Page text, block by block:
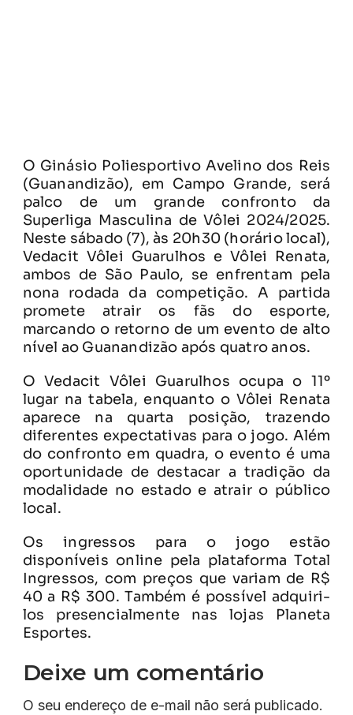
O Ginásio Poliesportivo Avelino dos Reis
(Guanandizão), em Campo Grande, será
palco de um grande confronto da
Superliga Masculina de Vôlei 2024/2025.
Neste sábado (7), às 20h30 (horário local),
Vedacit Vôlei Guarulhos e Vôlei Renata,
ambos de São Paulo, se enfrentam pela
nona rodada da competição. A partida
promete atrair os fãs do esporte,
marcando o retorno de um evento de alto
nível ao Guanandizão após quatro anos.
O Vedacit Vôlei Guarulhos ocupa o 11º
lugar na tabela, enquanto o Vôlei Renata
aparece na quarta posição, trazendo
diferentes expectativas para o jogo. Além
do confronto em quadra, o evento é uma
oportunidade de destacar a tradição da
modalidade no estado e atrair o público
local.
Os ingressos para o jogo estão
disponíveis online pela plataforma Total
Ingressos, com preços que variam de R$
40 a R$ 300. Também é possível adquiri-
los presencialmente nas lojas Planeta
Esportes.
Deixe um comentário
O seu endereço de e-mail não será publicado.